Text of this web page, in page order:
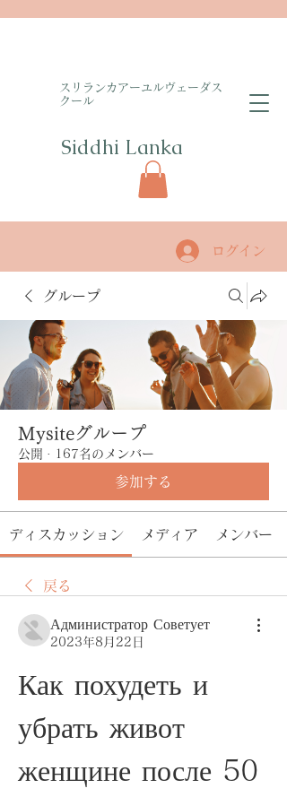
​スリランカアーユルヴェーダス
クール
Siddhi Lanka​
ログイン
グループ
Mysiteグループ
公開 · 167名のメンバー
参加する
ディスカッション メディア メンバー
戻る
Администратор Советует
2023年8月22日
Как похудеть и
убрать живот
женщине после 50